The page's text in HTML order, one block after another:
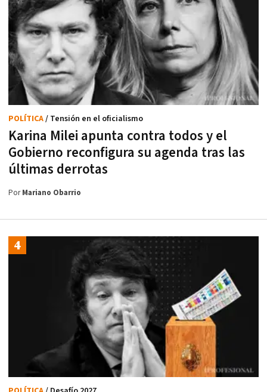
Karina Milei apunta contra todos y el
Gobierno reconfigura su agenda tras las
últimas derrotas
POLÍTICA/ Tensión en el oficialismo
PorMariano Obarrio